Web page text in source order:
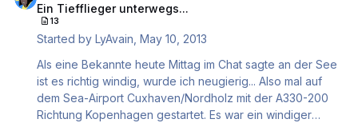
Ein Tiefflieger unterwegs...
13
Started byLyAvain ,May 10, 2013
Als eine Bekannte heute Mittag im Chat sagte an der See
ist es richtig windig, wurde ich neugierig... Also mal auf
dem Sea-Airport Cuxhaven/Nordholz mit der A330-200
Richtung Kopenhagen gestartet. Es war ein windiger